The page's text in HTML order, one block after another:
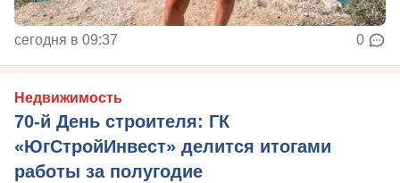
сегодня в 09:37 0
Недвижимость
70-й День строителя: ГК
«ЮгСтройИнвест» делится итогами
работы за полугодие